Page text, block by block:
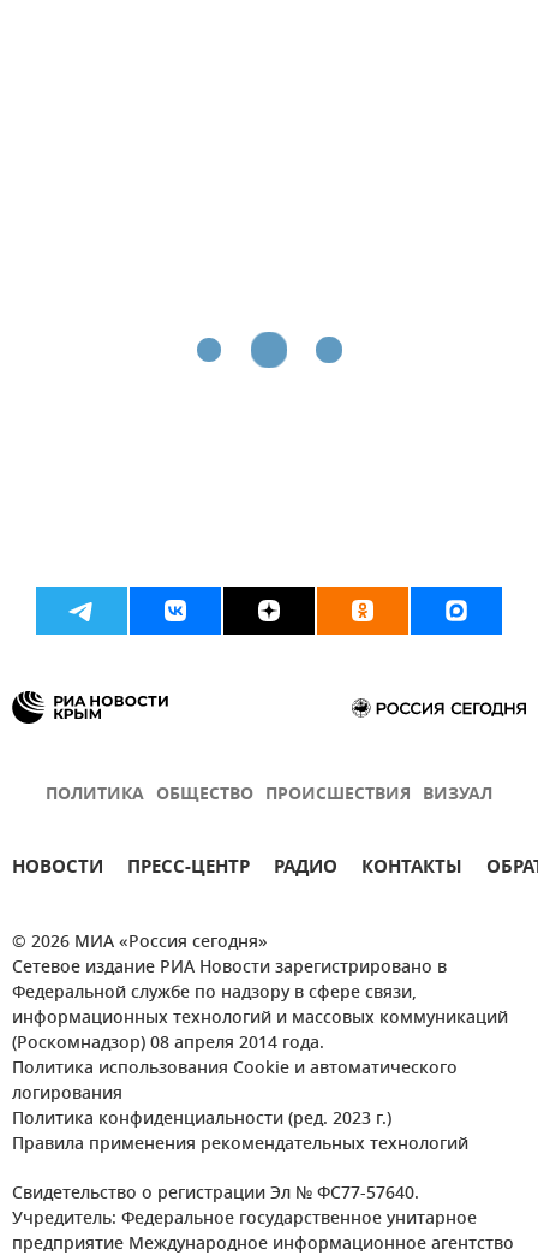
ПОЛИТИКА ОБЩЕСТВО ПРОИСШЕСТВИЯ ВИЗУАЛ
НОВОСТИ ПРЕСС-ЦЕНТР РАДИО КОНТАКТЫ
© 2026 МИА «Россия сегодня»
Сетевое издание РИА Новости зарегистрировано в
Федеральной службе по надзору в сфере связи,
информационных технологий и массовых коммуникаций
(Роскомнадзор) 08 апреля 2014 года.
Политика использования Cookie и автоматического
логирования
Политика конфиденциальности (ред. 2023 г.)
Правила применения рекомендательных технологий
Свидетельство о регистрации Эл № ФС77-57640.
Учредитель: Федеральное государственное унитарное
предприятие Международное информационное агентство